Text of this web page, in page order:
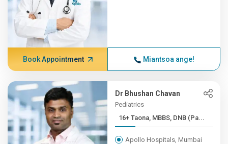
Book Appointment Miantsoa ange!
Dr Bhushan Chavan
Pediatrics
16+ Taona, MBBS, DNB (Pa...
Apollo Hospitals, Mumbai